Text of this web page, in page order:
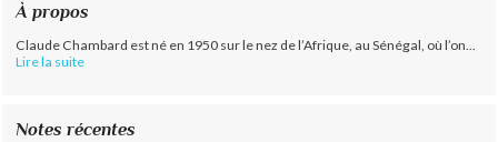
À propos
Claude Chambard est né en 1950 sur le nez de l’Afrique, au Sénégal, où l’on...
Lire la suite
Notes récentes